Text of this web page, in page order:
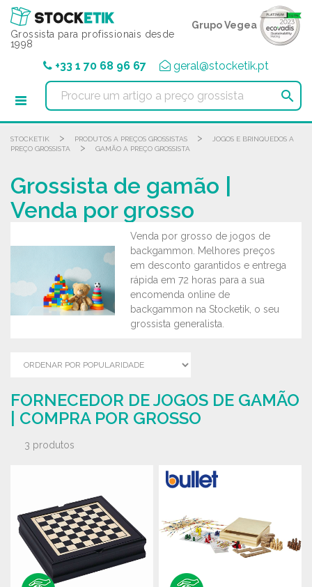
Grossista para profissionais desde
1998
Grupo Vegea
+33 1 70 68 96 67 geral@stocketik.pt

STOCKETIK > PRODUTOS A PREÇOS GROSSISTAS >
JOGOS E BRINQUEDOS A
PREÇO GROSSISTA
> GAMÃO A PREÇO GROSSISTA
Grossista de gamão |
Venda por grosso
Venda por grosso de jogos de
backgammon. Melhores preços
em desconto garantidos e entrega
rápida em 72 horas para a sua
encomenda online de
backgammon na Stocketik, o seu
grossista generalista.
FORNECEDOR DE JOGOS DE GAMÃO
| COMPRA POR GROSSO
3 produtos
Painel de Gerenciamento de Cookies